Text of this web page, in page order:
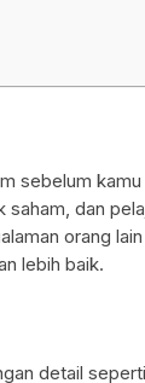
sebelum
saham, dan
orang
lebih baik.
detail